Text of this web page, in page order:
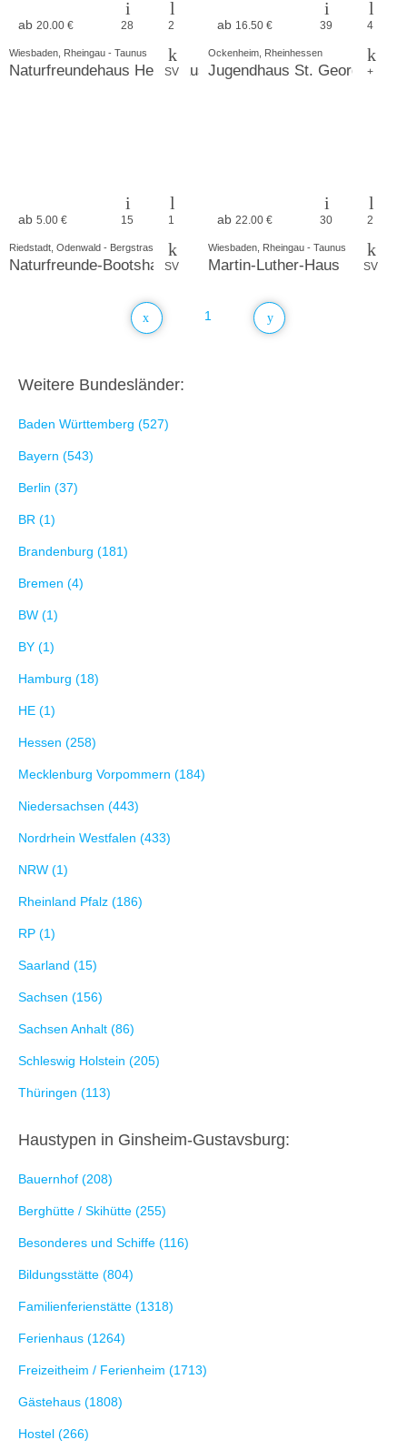
ab 20.00 € 28 2
SV
Wiesbaden, Rheingau - Taunus
Naturfreundehaus Heidehäuschen
ab 16.50 € 39 4
+
Ockenheim, Rheinhessen
Jugendhaus St. Georg
ab 5.00 € 15 1
SV
Riedstadt, Odenwald - Bergstrasse
Naturfreunde-Bootshaus
ab 22.00 € 30 2
SV
Wiesbaden, Rheingau - Taunus
Martin-Luther-Haus
1
Weitere Bundesländer:
Baden Württemberg (527)
Bayern (543)
Berlin (37)
BR (1)
Brandenburg (181)
Bremen (4)
BW (1)
BY (1)
Hamburg (18)
HE (1)
Hessen (258)
Mecklenburg Vorpommern (184)
Niedersachsen (443)
Nordrhein Westfalen (433)
NRW (1)
Rheinland Pfalz (186)
RP (1)
Saarland (15)
Sachsen (156)
Sachsen Anhalt (86)
Schleswig Holstein (205)
Thüringen (113)
Haustypen in Ginsheim-Gustavsburg:
Bauernhof (208)
Berghütte / Skihütte (255)
Besonderes und Schiffe (116)
Bildungsstätte (804)
Familienferienstätte (1318)
Ferienhaus (1264)
Freizeitheim / Ferienheim (1713)
Gästehaus (1808)
Hostel (266)